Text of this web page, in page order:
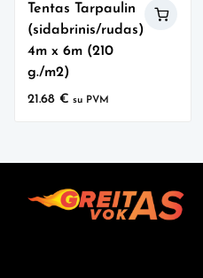
Tentas Tarpaulin
(sidabrinis/rudas)
4m x 6m (210
g./m2)
21.68€ su PVM